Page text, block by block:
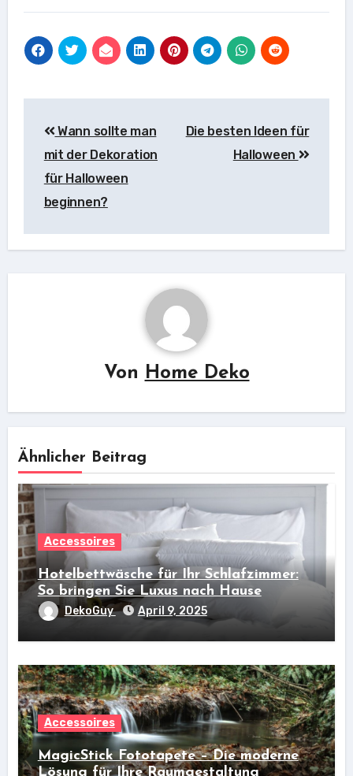
Wann sollte man
mit der Dekoration
für Halloween
beginnen?
Die besten Ideen für
Halloween
Von Home Deko
Ähnlicher Beitrag
Accessoires
Hotelbettwäsche für Ihr Schlafzimmer:
So bringen Sie Luxus nach Hause
DekoGuy April 9, 2025
Accessoires
MagicStick Fototapete – Die moderne
Lösung für Ihre Raumgestaltung